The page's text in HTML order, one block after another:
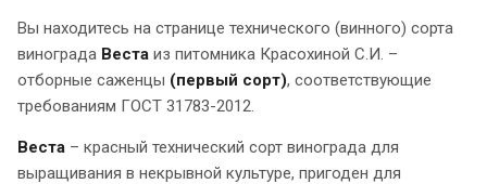
Вы находитесь на странице технического (винного) сорта
винограда Веста из питомника Красохиной С.И. –
отборные саженцы (первый сорт), соответствующие
требованиям ГОСТ 31783-2012.
Веста – красный технический сорт винограда для
выращивания в некрывной культуре, пригоден для